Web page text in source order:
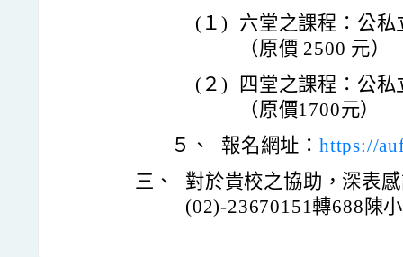
(１)
六堂之課程：公
（原價 2500 元）
(２)
四堂之課程：公
（原價1700元）
５、
報名網址： https://
三、
對於貴校之協助，深表
(02)-23670151轉688陳